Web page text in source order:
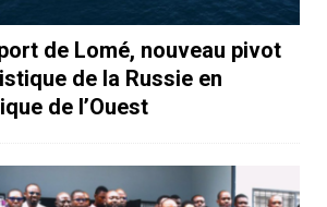
de Lomé, nouveau pivot
de la Russie en
de l’Ouest